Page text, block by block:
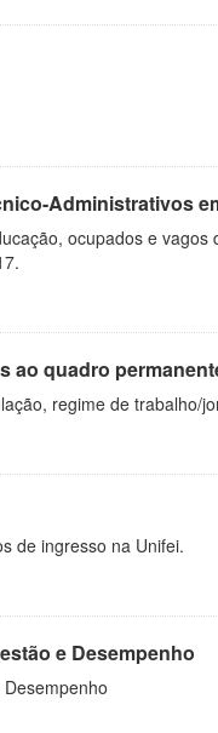
Administrativos
ocupados e vagos
ao quadro
regime de trabalho/
de ingresso na Unifei.
e Desempenho